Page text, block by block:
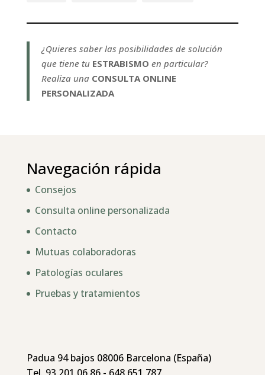
¿Quieres saber las posibilidades de solución
que tiene tu ESTRABISMO en particular?
Realiza una CONSULTA ONLINE
PERSONALIZADA
Navegación rápida
Consejos
Consulta online personalizada
Contacto
Mutuas colaboradoras
Patologías oculares
Pruebas y tratamientos
Padua 94 bajos 08006 Barcelona (España)